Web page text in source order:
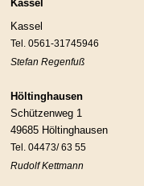
Kassel
Kassel
Tel. 0561-31745946
Stefan Regenfuß
Höltinghausen
Schützenweg 1
49685 Höltinghausen
Tel. 04473/ 63 55
Rudolf Kettmann